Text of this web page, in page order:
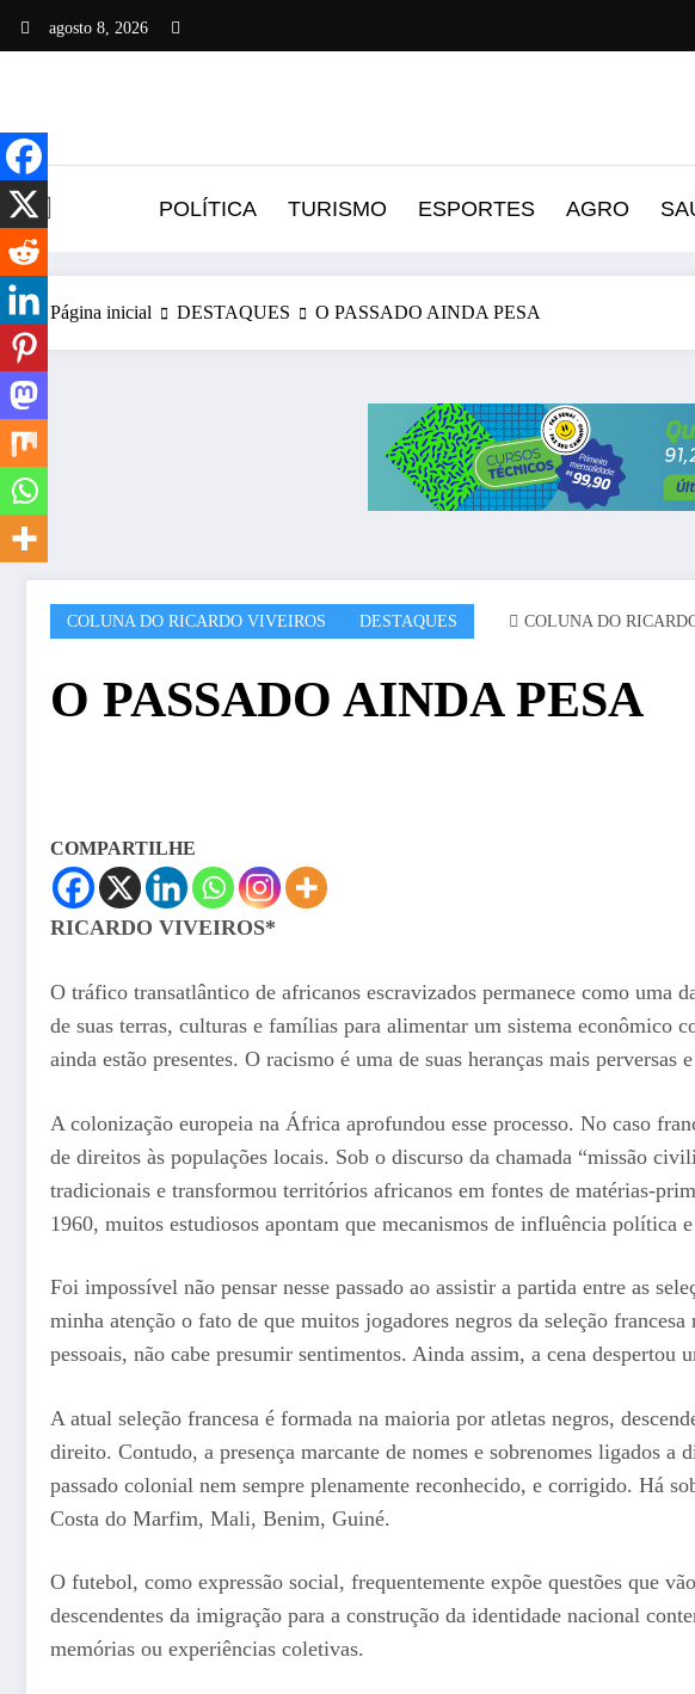
agosto 8, 2026
POLÍTICA TURISMO ESPORTES AGRO
Página inicial DESTAQUES O PASSADO AINDA PESA
COLUNA DO RICARDO VIVEIROS DESTAQUES COLUNA DO
O PASSADO AINDA PESA
COMPARTILHE
RICARDO VIVEIROS*
O tráfico transatlântico de africanos escravizados permanece como uma
de suas terras, culturas e famílias para alimentar um sistema econômico
ainda estão presentes. O racismo é uma de suas heranças mais
A colonização europeia na África aprofundou esse processo. No caso
de direitos às populações locais. Sob o discurso da chamada “missão
tradicionais e transformou territórios africanos em fontes de matérias-
1960, muitos estudiosos apontam que mecanismos de influência política
Foi impossível não pensar nesse passado ao assistir a partida entre as
minha atenção o fato de que muitos jogadores negros da seleção
pessoais, não cabe presumir sentimentos. Ainda assim, a cena
A atual seleção francesa é formada na maioria por atletas negros,
direito. Contudo, a presença marcante de nomes e sobrenomes ligados
passado colonial nem sempre plenamente reconhecido, e corrigido. Há
Costa do Marfim, Mali, Benim, Guiné.
O futebol, como expressão social, frequentemente expõe questões que
descendentes da imigração para a construção da identidade nacional
memórias ou experiências coletivas.